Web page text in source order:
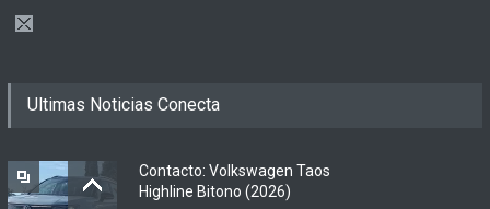
Ultimas Noticias Conecta
Contacto: Volkswagen Taos
Highline Bitono (2026)